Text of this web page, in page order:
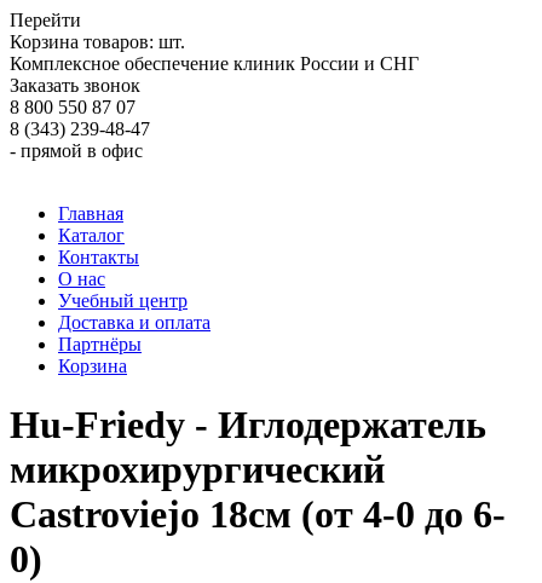
Перейти
Корзина товаров: шт.
Комплексное обеспечение клиник России и СНГ
Заказать звонок
8 800 550 87 07
8 (343) 239-48-47
- прямой в офис
Главная
Каталог
Контакты
О нас
Учебный центр
Доставка и оплата
Партнёры
Корзина
Hu-Friedy - Иглодержатель
микрохирургический
Castroviejo 18см (от 4-0 до 6-
0)